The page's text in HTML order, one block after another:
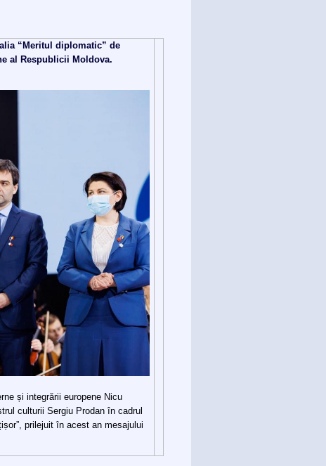
“Meritul diplomatic” de
al Respublicii Moldova.
și integrării europene Nicu
culturii Sergiu Prodan în cadrul
prilejuit în acest an mesajului